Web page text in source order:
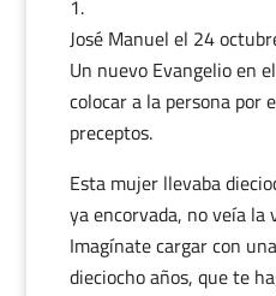
José Manuel el 24
Un nuevo Evangelio en
colocar a la persona por
preceptos.
Esta mujer llevaba
ya encorvada, no veía la
Imagínate cargar con
dieciocho años, que te